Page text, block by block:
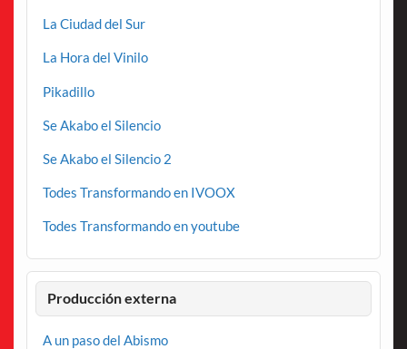
La Ciudad del Sur
La Hora del Vinilo
Pikadillo
Se Akabo el Silencio
Se Akabo el Silencio 2
Todes Transformando en IVOOX
Todes Transformando en youtube
Producción externa
A un paso del Abismo